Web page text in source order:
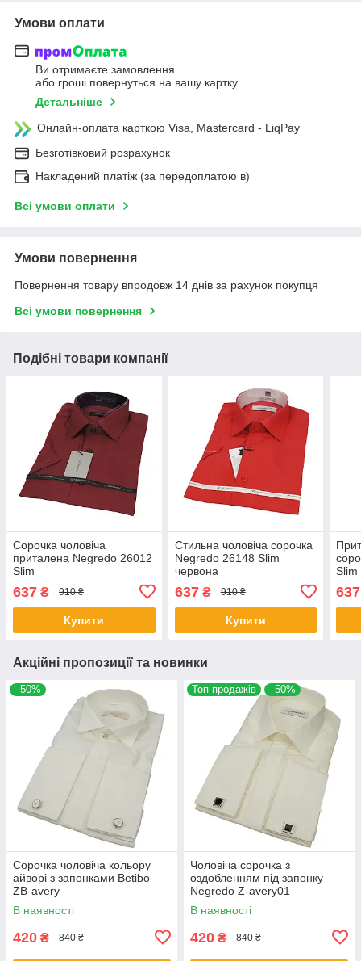
Умови оплати
Ви отримаєте замовлення
або гроші повернуться на вашу картку
Детальніше
Онлайн-оплата карткою Visa, Mastercard - LiqPay
Безготівковий розрахунок
Накладений платіж (за передоплатою в)
Всі умови оплати
Умови повернення
Повернення товару впродовж 14 днів за рахунок покупця
Всі умови повернення
Подібні товари компанії
Сорочка чоловіча
приталена Negredo 26012
Slim
637 ₴ 910 ₴
Купити
Стильна чоловіча сорочка
Negredo 26148 Slim
червона
637₴ 910 ₴
Купити
Slim
637
Акційні пропозиції та новинки
–50%
Сорочка чоловіча кольору
айворі з запонками Betibo
ZB-avery
В наявності
420 ₴ 840 ₴
Топ продажів –50%
Чоловіча сорочка з
оздобленням під запонку
Negredo Z-avery01
В наявності
420 ₴ 840 ₴